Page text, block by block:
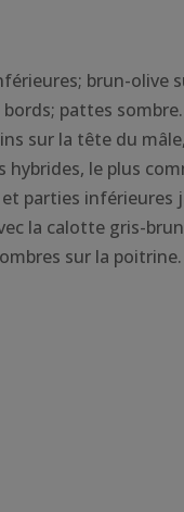
brun-olive
pattes
sur la tête du
hybrides, le plus
parties inférieures
la calotte gris-
sur la poitrine.